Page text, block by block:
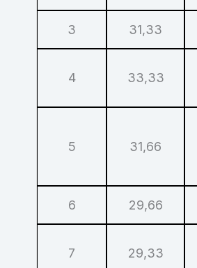
3 31,33
4 33,33
5 31,66
6 29,66
7 29,33